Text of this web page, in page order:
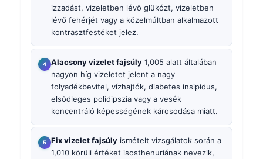
izzadást, vizeletben lévő glükózt, vizeletben
lévő fehérjét vagy a közelmúltban alkalmazott
kontrasztfestéket jelez.
Alacsony vizelet fajsúly 1,005 alatt általában
nagyon híg vizeletet jelent a nagy
folyadékbevitel, vízhajtók, diabetes insipidus,
elsődleges polidipszia vagy a vesék
koncentráló képességének károsodása miatt.
Fix vizelet fajsúly ismételt vizsgálatok során a
1,010 körüli értéket isosthenuriának nevezik,